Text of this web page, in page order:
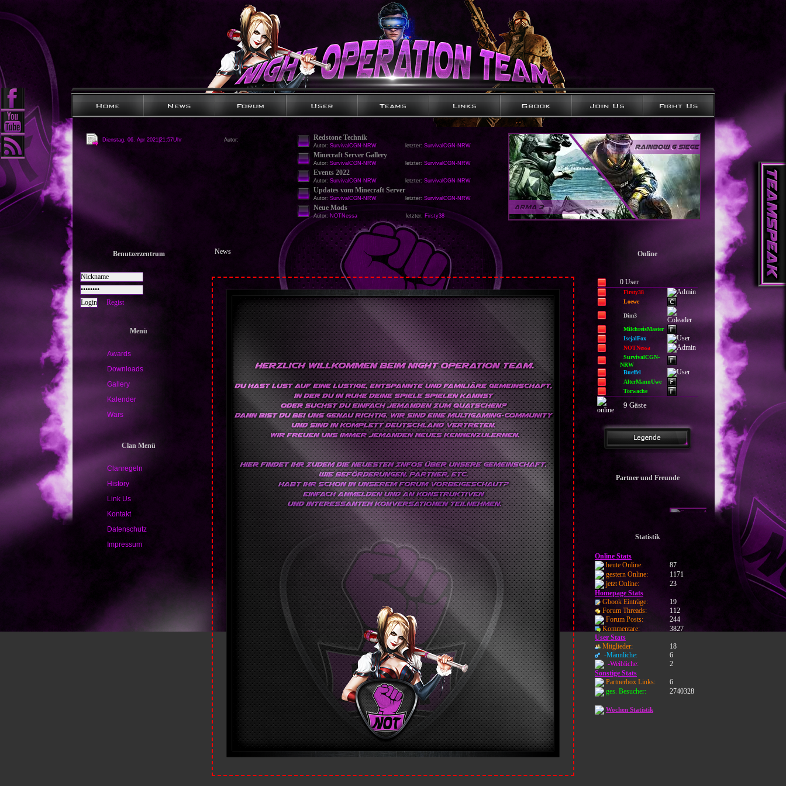
Dienstag, 06. Apr 2021|21:57Uhr Autor: Redstone Technik
Autor: SurvivalCGN-NRW letzter: SurvivalCGN-NRW
Minecraft Server Gallery
Autor: SurvivalCGN-NRW letzter: SurvivalCGN-NRW
Events 2022
Autor: SurvivalCGN-NRW letzter: SurvivalCGN-NRW
Updates vom Minecraft Server
Autor: SurvivalCGN-NRW letzter: SurvivalCGN-NRW
Neue Mods
Autor: NOTNessa letzter: Firsty38
Benutzerzentrum
Regist
Menü
Awards
Downloads
Gallery
Kalender
Wars
Clan Menü
Clanregeln
History
Link Us
Kontakt
Datenschutz
Impressum
News Online
0 User
Firsty38
Loewe
Dim3
MilchreisMaster
IsejalFox
NOTNessa
SurvivalCGN-
NRW
Bueffel
AlterMannUwe
Torwache
9 Gäste
Partner und Freunde
Statistik
Online Stats
heute Online:
87
gestern Online:
1171
jetzt Online:
23
Homepage Stats
Gbook Einträge:
19
Forum Threads:
112
Forum Posts:
244
Kommentare:
3827
User Stats
Mitglieder:
18
-Männliche:
6
-Weibliche:
2
Sonstige Stats
Partnerbox Links:
6
ges. Besucher:
2740328
Wochen Statistik